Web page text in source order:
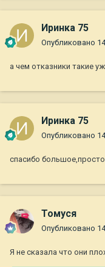
Иринка 75
Опубликовано
а чем отказники такие
Иринка 75
Опубликовано
спасибо
Томуся
Опубликовано
Я не сказала что они